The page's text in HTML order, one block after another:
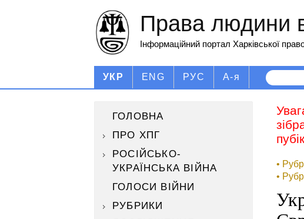
Права людини в
Інформаційний портал Харківської
УКР ENG РУС А-я
ГОЛОВНА
ПРО ХПГ
РОСІЙСЬКО-
УКРАЇНСЬКА ВІЙНА
ГОЛОСИ ВІЙНИ
РУБРИКИ
•
•